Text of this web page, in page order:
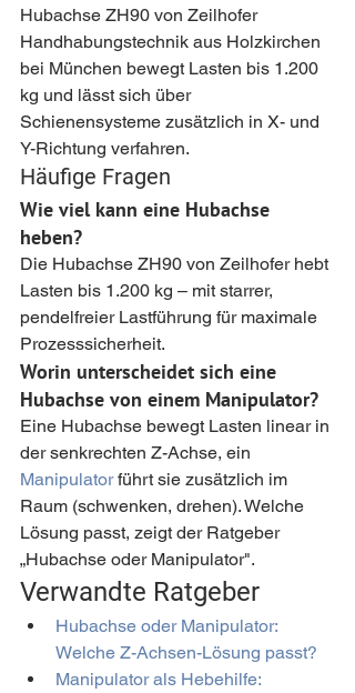
Hubachse ZH90 von Zeilhofer
Handhabungstechnik aus Holzkirchen
bei München bewegt Lasten bis 1.200
kg und lässt sich über
Schienensysteme zusätzlich in X- und
Y-Richtung verfahren.
Häufige Fragen
Wie viel kann eine Hubachse
heben?
Die Hubachse ZH90 von Zeilhofer hebt
Lasten bis 1.200 kg – mit starrer,
pendelfreier Lastführung für maximale
Prozesssicherheit.
Worin unterscheidet sich eine
Hubachse von einem Manipulator?
Eine Hubachse bewegt Lasten linear in
der senkrechten Z-Achse, ein
Manipulator führt sie zusätzlich im
Raum (schwenken, drehen). Welche
Lösung passt, zeigt der Ratgeber
„Hubachse oder Manipulator".
Verwandte Ratgeber
Hubachse oder Manipulator:
Welche Z-Achsen-Lösung passt?
Manipulator als Hebehilfe: